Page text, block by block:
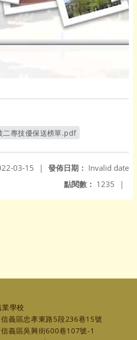
二專技優保送榜單.pdf
發佈日期： Invalid date
03-15
|
點閱數： 1235 |
學校
義區忠孝東路5段236巷15號
義區吳興街600巷107號-1